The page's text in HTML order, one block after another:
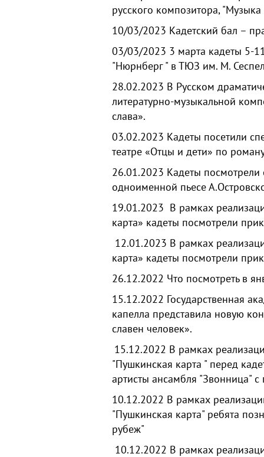
русского композитора, "Музыка
10/03/2023 Кадетский бал –
03/03/2023 3 марта кадеты 5-
"Нюрнберг " в ТЮЗ им. М.
28.02.2023 В Русском
литературно-музыкальной
слава».
03.02.2023 Кадеты посетили
театре «Отцы и дети» по
26.01.2023 Кадеты посмотрели
одноименной пьесе
19.01.2023 В рамках
карта» кадеты посмотрели
12.01.2023 В рамках
карта» кадеты посмотрели
26.12.2022 Что посмотреть в
15.12.2022 Государственная
капелла представила новую
славен человек».
15.12.2022 В рамках
"Пушкинская карта " перед
артисты ансамбля "Звонница"
10.12.2022 В рамках
"Пушкинская карта" ребята
рубеж"
10.12.2022 В рамках